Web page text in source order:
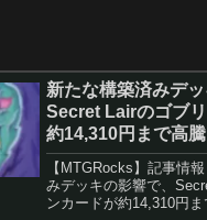
新たな構築済みデッ
Secret Lairのゴブ
約14,310円まで高
ク：ザ・ギャザリ
【MTGRocks】記事情
みデッキの影響で、
ンカードが約14,310円ま